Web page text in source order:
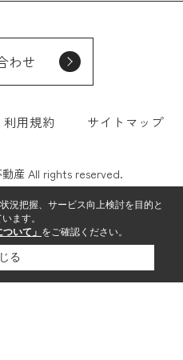
わせ
利用規約 サイトマップ
産 All rights reserved.
況把握、サービス向上検討を目的と
ます。
いて」 をご確認ください。
る